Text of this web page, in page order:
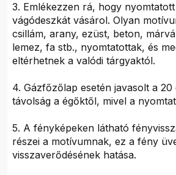
3. Emlékezzen rá, hogy
vágódeszkát vásárol. Olyan
csillám, arany, ezüst, beton,
lemez, fa stb., nyomtatottak, és
eltérhetnek a valódi tárgyaktól.
4. Gázfőzőlap esetén javasolt a 20
távolság a égőktől, mivel a
5. A fényképeken látható
részei a motívumnak, ez a fény
visszaverődésének hatása.